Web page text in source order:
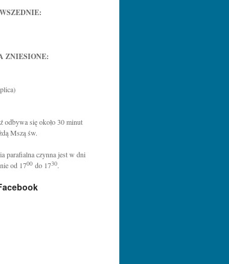
ZNIESIONE:
odbywa się około 30 minut
Mszą św.
parafialna czynna jest w dni
od 1700 do 1730.